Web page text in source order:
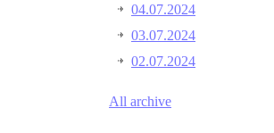
04.07.2024
03.07.2024
02.07.2024
All archive